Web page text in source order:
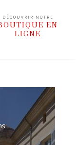
DÉCOUVRIR NOTRE
EN
LIGNE